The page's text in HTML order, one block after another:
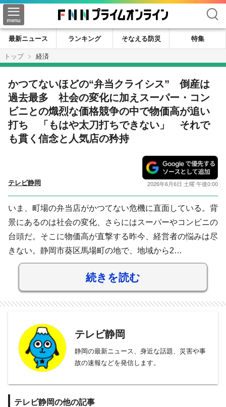
検索
最新ニュース ランキング そなえる防災
特集
トップ
経済
かつてないほどの“弁当クライシス” 倒産は
過去最多 社会の変化に加えスーパー・コン
ビニとの熾烈な価格競争の中で物価高が追い
打ち 「もはや太刀打ちできない」 それで
も貫く信念と人気店の矜持
テレビ静岡 2026年6月6日 土曜 午後0:00
いま、町場の弁当店がかつてない危機に直面している。背
景にあるのは社会の変化、さらにはスーパーやコンビニの
台頭だ。そこに物価高が直撃する昨今、経営者の悩みは尽
きない。静岡市葵区馬場町の地で、地域から2…
続きを読む
テレビ静岡
静岡の最新ニュース、身近な話題、災害や事
故の速報などを発信します。
テレビ静岡の他の記事